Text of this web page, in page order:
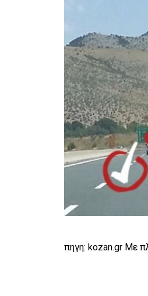
πηγη: kozan.gr Με